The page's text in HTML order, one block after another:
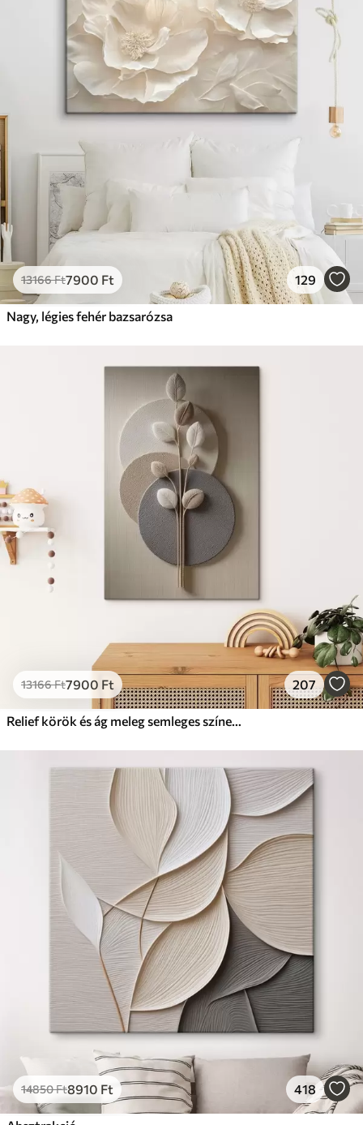
13166Ft7900 Ft 129
Nagy, légies fehér bazsarózsa
13166Ft7900 Ft 207
Relief körök és ág meleg semleges színekben
14850Ft8910 Ft 418